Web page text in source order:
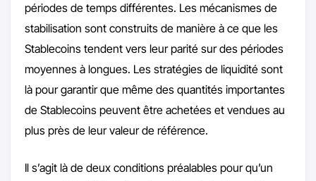
périodes de temps différentes. Les mécanismes de
stabilisation sont construits de manière à ce que les
Stablecoins tendent vers leur parité sur des périodes
moyennes à longues. Les stratégies de liquidité sont
là pour garantir que même des quantités importantes
de Stablecoins peuvent être achetées et vendues au
plus près de leur valeur de référence.
Il s’agit là de deux conditions préalables pour qu’un